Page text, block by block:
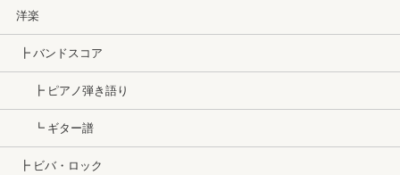
洋楽
┣ バンドスコア
┣ ピアノ弾き語り
┗ ギター譜
┣ ビバ・ロック